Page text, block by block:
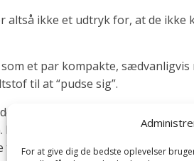
For at give dig de bedste oplevelser
altså ikke et udtryk for, at de
et par kompakte,
til at “pudse sig”.
rolle. Det indeholder et vitamin,
vitamin har en betydning
tilført D-vitamin.